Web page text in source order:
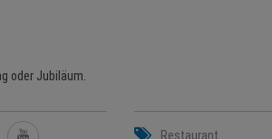
oder Jubiläum.
Restaurant